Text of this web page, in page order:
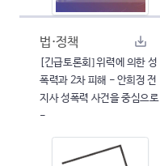
법·정책
[긴급토론회] 위력에 의한 성
폭력과 2차 피해 - 안희정 전
지사 성폭력 사건을 중심으로
-